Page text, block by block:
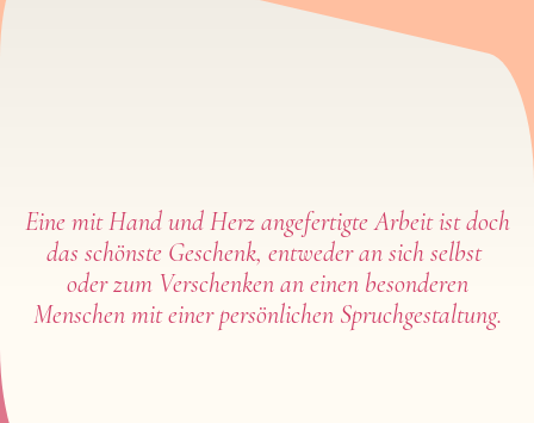
Eine mit Hand und Herz angefertigte Arbeit ist doch
das schönste Geschenk, entweder an sich selbst
oder zum Verschenken an einen besonderen
Menschen mit einer persönlichen Spruchgestaltung.